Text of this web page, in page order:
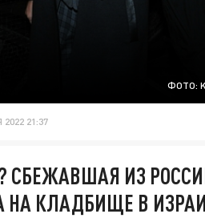
ФОТО:
21:37
СБЕЖАВШАЯ ИЗ
НА КЛАДБИЩЕ В